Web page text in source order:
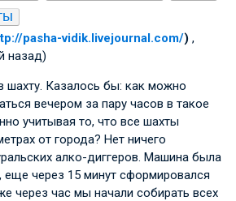
pasha-vidik.livejournal.com/) ,
назад)
шахту. Казалось бы: как можно
вечером за пару часов в такое
учитывая то, что все шахты
от города? Нет ничего
алко-диггеров. Машина была
еще через 15 минут сформировался
через час мы начали собирать всех